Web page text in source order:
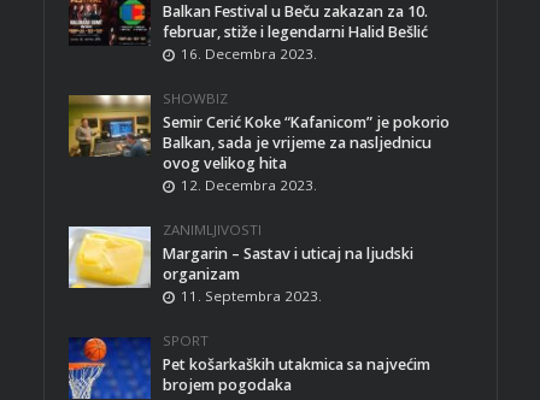
Balkan Festival u Beču zakazan za 10.
februar, stiže i legendarni Halid Bešlić
16. Decembra 2023.
SHOWBIZ
Semir Cerić Koke “Kafanicom” je pokorio
Balkan, sada je vrijeme za nasljednicu
ovog velikog hita
12. Decembra 2023.
ZANIMLJIVOSTI
Margarin – Sastav i uticaj na ljudski
organizam
11. Septembra 2023.
SPORT
Pet košarkaških utakmica sa najvećim
brojem pogodaka